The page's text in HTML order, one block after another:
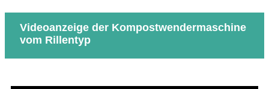
Videoanzeige der Kompostwendermaschine
vom Rillentyp